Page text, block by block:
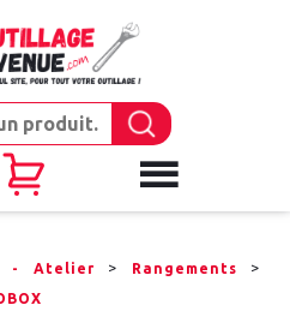
- Atelier > Rangements >